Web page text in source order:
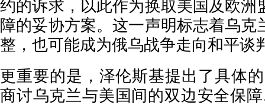
约的诉求，以此作为换取美国及欧洲
障的妥协方案。这一声明标志着乌克
整，也可能成为俄乌战争走向和平谈
更重要的是，泽伦斯基提出了具体
商讨乌克兰与美国间的双边安全保